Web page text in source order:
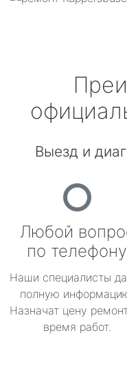
Выезд и
Любой
по телефону
Наши специалисты
полную
Назначат цену
время работ.